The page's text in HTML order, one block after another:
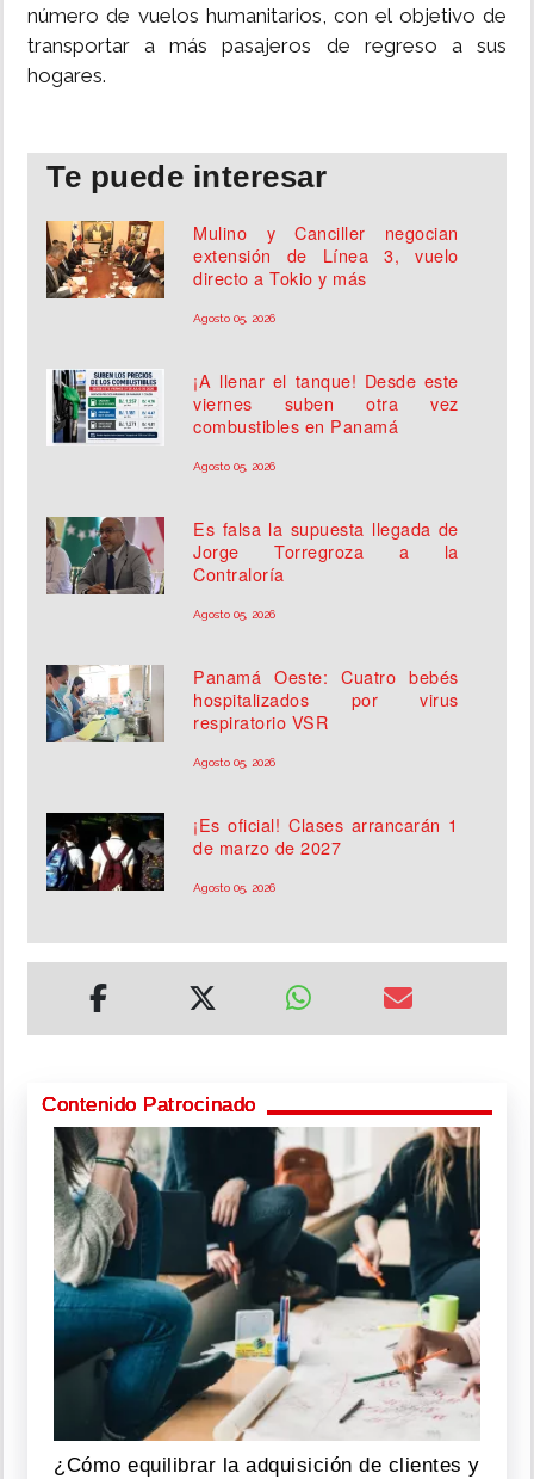
número de vuelos humanitarios, con el objetivo de
transportar a más pasajeros de regreso a sus
hogares.
Te puede interesar
Mulino y Canciller negocian
extensión de Línea 3, vuelo
directo a Tokio y más
Agosto 05, 2026
¡A llenar el tanque! Desde este
viernes suben otra vez
combustibles en Panamá
Agosto 05, 2026
Es falsa la supuesta llegada de
Jorge Torregroza a la
Contraloría
Agosto 05, 2026
Panamá Oeste: Cuatro bebés
hospitalizados por virus
respiratorio VSR
Agosto 05, 2026
¡Es oficial! Clases arrancarán 1
de marzo de 2027
Agosto 05, 2026
Contenido Patrocinado
¿Cómo equilibrar la adquisición de clientes y